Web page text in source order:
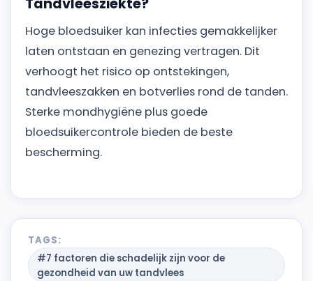
Hoge bloedsuiker kan infecties gemakkelijker
laten ontstaan en genezing vertragen. Dit
verhoogt het risico op ontstekingen,
tandvleeszakken en botverlies rond de tanden.
Sterke mondhygiëne plus goede
bloedsuikercontrole bieden de beste
bescherming.
TAGS:
#7 factoren die schadelijk zijn voor de
gezondheid van uw tandvlees